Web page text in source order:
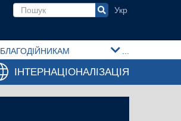
Пошукова форма
БЛАГОДІЙНИКАМ
ІНТЕРНАЦІОНАЛІЗАЦІЯ